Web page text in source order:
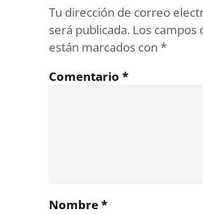
Tu dirección de correo
será publicada. Los campos
están marcados con *
Comentario *
Nombre*